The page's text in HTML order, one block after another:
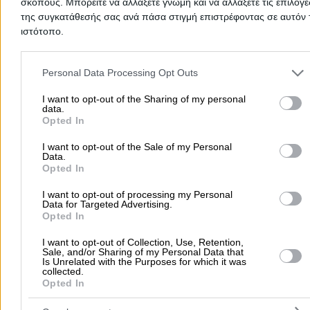
της συγκατάθεσής σας ανά πάσα στιγμή επιστρέφοντας σε αυτόν
ιστότοπο.
Please note that this website/app uses one or more Google
and may gather and store information including but not limited to
to Google and its third-party tags to use your data for below
purposes in below Google consent section.
Personal Data Processing Opt Outs
I want to opt-out of the Sharing of my personal
data.
Opted In
I want to opt-out of the Sale of my Personal
Data.
Opted In
I want to opt-out of processing my Personal
Data for Targeted Advertising.
Opted In
I want to opt-out of Collection, Use, Retention,
Sale, and/or Sharing of my Personal Data that
Is Unrelated with the Purposes for which it was
collected.
Opted In
Φαρμακεία
Τηλέφωνο:
2621030122
Στοιχεία αναζήτησης:
ΣΥΣΤΕΓΑΖΟΜΕΝΑ ΦΑΡΜΑΚΕΙΑ ΜΑΡΙΑΣ ΤΕΡΖΗ
Φαρμακεία
Εθνικής Αντιστάσεως 6, Πύργος Ηλείας
Τηλέφωνο:2621028945
Στοιχεία αναζήτησης: Φαρμακεία , Πύργος Ηλείας
Καραμάνης Δημήτριος Δ.
Φαρμακεία